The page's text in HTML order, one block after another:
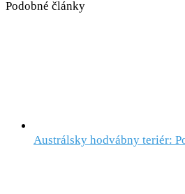
Podobné články
Austrálsky hodvábny teriér: